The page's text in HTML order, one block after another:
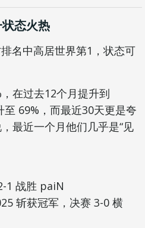
态火热
名中高居世界第1，状态可
在过去12个月提升到
69%，而最近30天更是夸
最近一个月他们几乎是“见
1 战胜 paiN
斩获冠军，决赛 3-0 横